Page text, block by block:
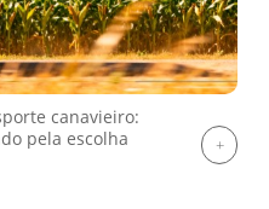
canavieiro:
pela escolha